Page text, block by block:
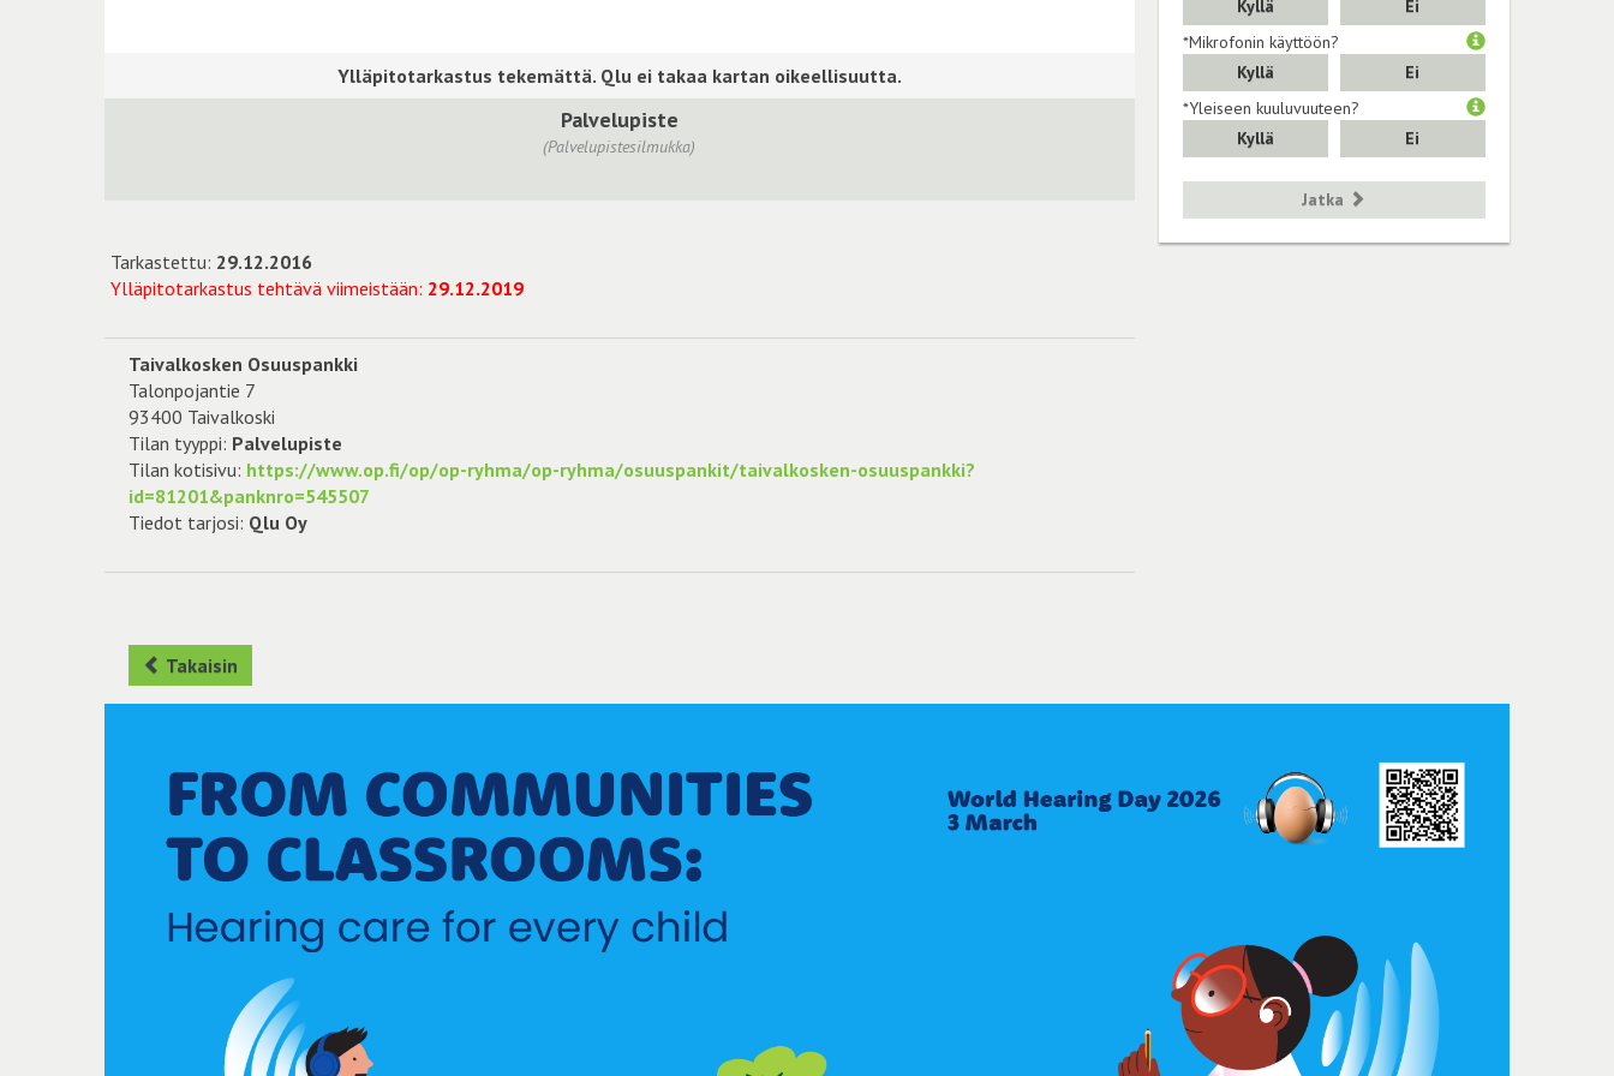
Palvelupiste
(Palvelupistesilmukka)
Tarkastettu: 29.12.2016
Ylläpitotarkastus tehtävä viimeistään: 29.12.2019
Taivalkosken Osuuspankki
Talonpojantie 7
93400 Taivalkoski
Tilan tyyppi: Palvelupiste
Tilan kotisivu: https://www.op.fi/op/op-ryhma/op-ryhma/osuuspankit/taivalkosken-osuuspankki?
id=81201&panknro=545507
Tiedot tarjosi: Qlu Oy
Kyllä
Ei
*Mikrofonin käyttöön?
Kyllä
Ei
*Yleiseen kuuluvuuteen?
Kyllä
Ei
Jatka
Takaisin